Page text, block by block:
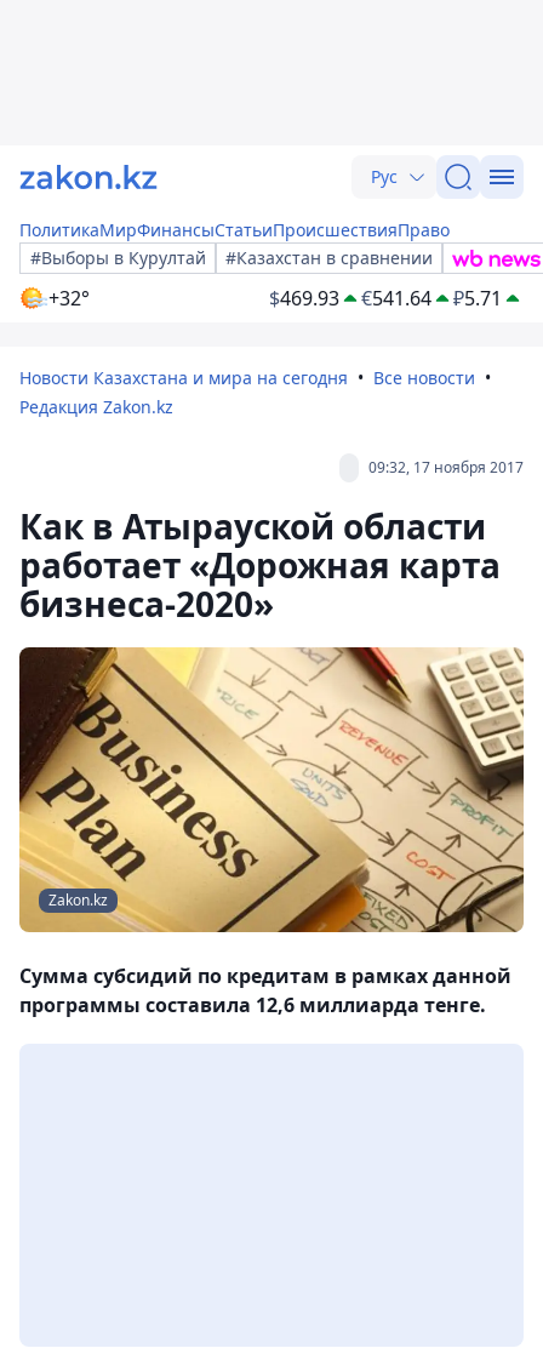
Рус
ПолитикаМирФинансыСтатьиПроисшествияПраво
#Выборы в Курултай
#Казахстан в сравнении
+32° $469.93 €541.64 ₽5.71
Новости Казахстана и мира на сегодня
Все новости
Редакция Zakon.kz
09:32, 17 ноября 2017
Как в Атырауской области
работает «Дорожная карта
бизнеса-2020»
Zakon.kz
Сумма субсидий по кредитам в рамках данной
программы составила 12,6 миллиарда тенге.